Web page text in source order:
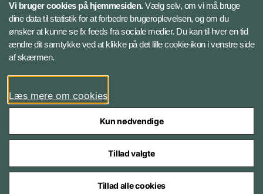
Instagram
Bluesky
LinkedIn
Styrelser og myndigheder under Forsvarsministeriet
Vi bruger cookies på hjemmesiden.Vælg selv, om vi må bruge
dine data til statistik for at forbedre brugeroplevelsen, og om du
ønsker at kunne se fx feeds fra sociale medier. Du kan til hver en tid
ændre dit samtykke ved at klikke på det lille cookie-ikon i venstre side
af skærmen.
Læs mere om cookies
Kun nødvendige
Tillad valgte
Tillad alle cookies